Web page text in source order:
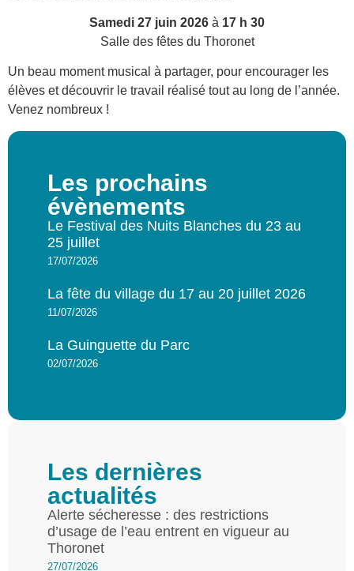
Samedi 27 juin 2026 à 17 h 30
Salle des fêtes du Thoronet
Un beau moment musical à partager, pour encourager les
élèves et découvrir le travail réalisé tout au long de l’année.
Venez nombreux !
Les prochains
évènements
Le Festival des Nuits Blanches du 23 au
25 juillet
17/07/2026
La fête du village du 17 au 20 juillet 2026
11/07/2026
La Guinguette du Parc
02/07/2026
Les dernières
actualités
Alerte sécheresse : des restrictions
d’usage de l’eau entrent en vigueur au
Thoronet
27/07/2026